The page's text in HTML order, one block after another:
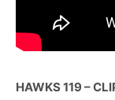
HAWKS 119 –